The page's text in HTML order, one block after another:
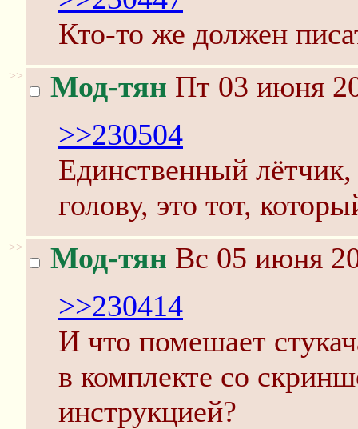
Кто-то же должен
>> Мод-тян Пт 03 июня
>>230504
Единственный
голову, это тот,
>> Мод-тян Вс 05 июня
>>230414
И что помешает
в комплекте со
инструкцией?